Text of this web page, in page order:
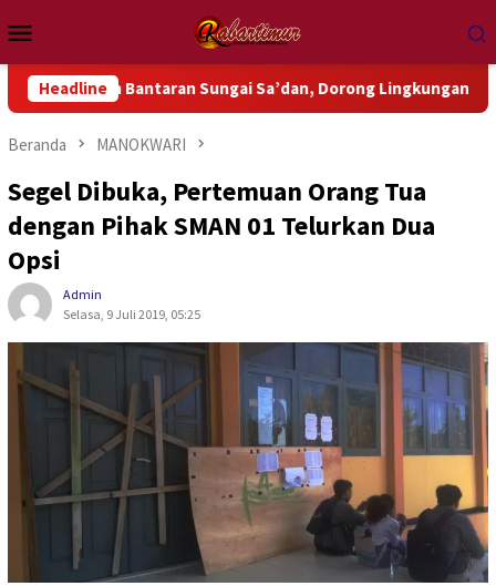
ke
kontenMobile
Headline
Sungai Sa’dan, Dorong Lingkungan Bebas Sampah
Beranda MANOKWARI
Segel Dibuka, Pertemuan Orang Tua
dengan Pihak SMAN 01 Telurkan Dua
Opsi
Admin
Selasa, 9 Juli 2019, 05:25